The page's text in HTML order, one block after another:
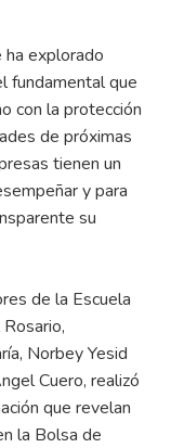
explorado
fundamental que
con la protección
de próximas
tienen un
y para
su
de la Escuela
Norbey Yesid
Cuero, realizó
que revelan
la Bolsa de